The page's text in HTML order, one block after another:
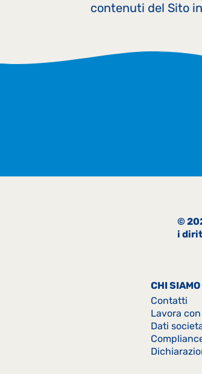
contenuti del Sito
©
i
CHI SIAMO
Contatti
Lavora
Dati